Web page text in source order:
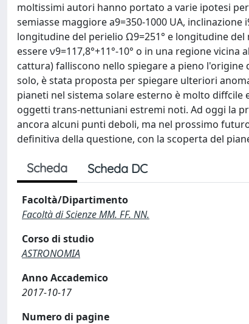
moltissimi autori hanno portato a varie ipotesi
semiasse maggiore a9=350-1000 UA,
longitudine del perielio Ω9=251° e longitudine
essere ν9=117,8°+11°-10° o in una regione
cattura) falliscono nello spiegare a pieno l'origine
solo, è stata proposta per spiegare ulteriori
pianeti nel sistema solare esterno è molto
oggetti trans-nettuniani estremi noti. Ad oggi la
ancora alcuni punti deboli, ma nel prossimo
definitiva della questione, con la scoperta del
Scheda Scheda DC
Facoltà/Dipartimento
Facoltà di Scienze MM. FF. NN.
Corso di studio
ASTRONOMIA
Anno Accademico
2017-10-17
Numero di pagine